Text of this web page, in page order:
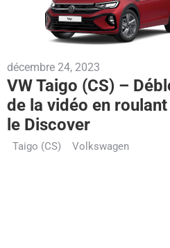
décembre 24, 2023
VW Taigo (CS) –
de la vidéo en
le Discover
Taigo (CS) Volkswagen